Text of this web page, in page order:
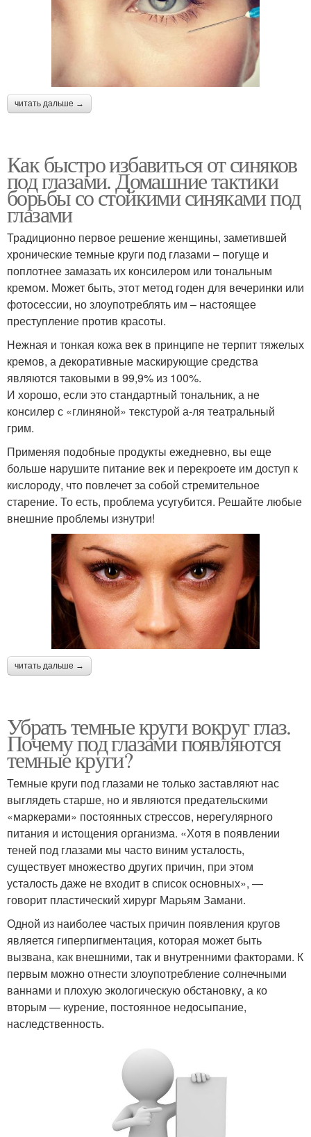
читать дальше →
Как быстро избавиться от синяков
под глазами. Домашние тактики
борьбы со стойкими синяками под
глазами
Традиционно первое решение женщины, заметившей
хронические темные круги под глазами – погуще и
поплотнее замазать их консилером или тональным
кремом. Может быть, этот метод годен для вечеринки или
фотосессии, но злоупотреблять им – настоящее
преступление против красоты.
Нежная и тонкая кожа век в принципе не терпит тяжелых
кремов, а декоративные маскирующие средства
являются таковыми в 99,9% из 100%.
И хорошо, если это стандартный тональник, а не
консилер с «глиняной» текстурой а-ля театральный
грим.
Применяя подобные продукты ежедневно, вы еще
больше нарушите питание век и перекроете им доступ к
кислороду, что повлечет за собой стремительное
старение. То есть, проблема усугубится. Решайте любые
внешние проблемы изнутри!
читать дальше →
Убрать темные круги вокруг глаз.
Почему под глазами появляются
темные круги?
Темные круги под глазами не только заставляют нас
выглядеть старше, но и являются предательскими
«маркерами» постоянных стрессов, нерегулярного
питания и истощения организма. «Хотя в появлении
теней под глазами мы часто виним усталость,
существует множество других причин, при этом
усталость даже не входит в список основных», —
говорит пластический хирург Марьям Замани.
Одной из наиболее частых причин появления кругов
является гиперпигментация, которая может быть
вызвана, как внешними, так и внутренними факторами. К
первым можно отнести злоупотребление солнечными
ваннами и плохую экологическую обстановку, а ко
вторым — курение, постоянное недосыпание,
наследственность.